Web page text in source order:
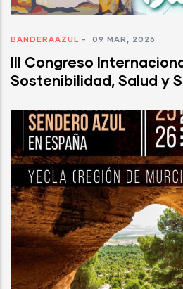
BANDERAAZUL - 09 MAR, 2026
III Congreso
Sostenibilidad, Salud y